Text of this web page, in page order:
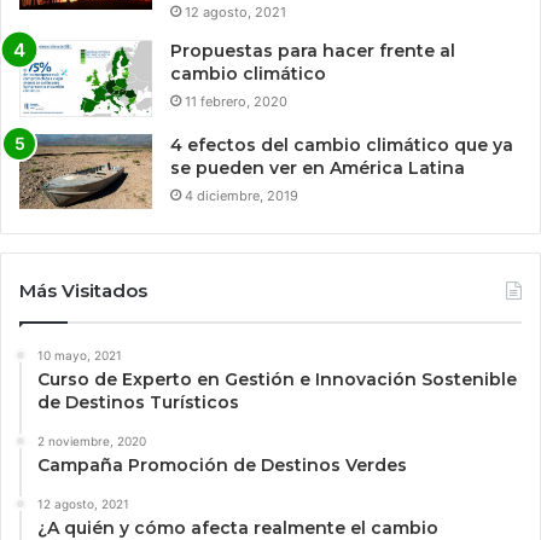
12 agosto, 2021
Propuestas para hacer frente al
cambio climático
11 febrero, 2020
4 efectos del cambio climático que ya
se pueden ver en América Latina
4 diciembre, 2019
Más Visitados
10 mayo, 2021
Curso de Experto en Gestión e Innovación Sostenible
de Destinos Turísticos
2 noviembre, 2020
Campaña Promoción de Destinos Verdes
12 agosto, 2021
¿A quién y cómo afecta realmente el cambio